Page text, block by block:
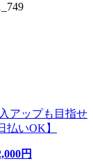
アップも目指せ
いOK】
円